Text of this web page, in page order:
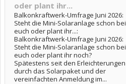
oder plant ihr...
Balkonkraftwerk-Umfrage Juni 2026:
Steht die Mini-Solaranlage schon bei
euch oder plant ihr...:
Balkonkraftwerk-Umfrage Juni 2026:
Steht die Mini-Solaranlage schon bei
euch oder plant ihr noch?
Spätestens seit den Erleichterungen
durch das Solarpaket und der
vereinfachten Anmeldung im...